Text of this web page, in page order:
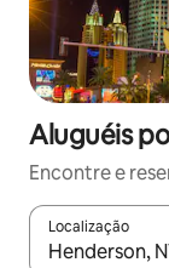
Aluguéis
Encontre e
Localização
Quando os